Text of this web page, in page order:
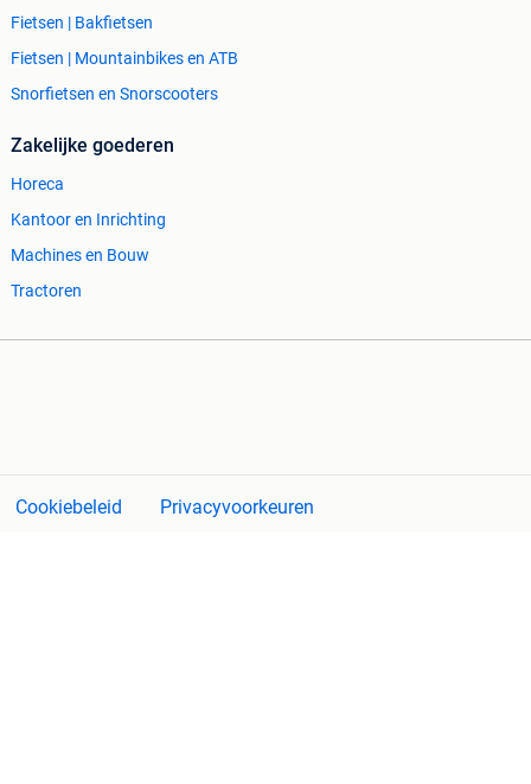
Fietsen | Bakfietsen
Fietsen | Mountainbikes en ATB
Snorfietsen en Snorscooters
Zakelijke goederen
Horeca
Kantoor en Inrichting
Machines en Bouw
Tractoren
Cookiebeleid Privacyvoorkeuren